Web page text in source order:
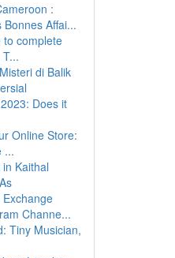
:
Affai...
to complete
di Balik
Does it
Online Store:
...
Kaithal
Channe...
Tiny Musician,